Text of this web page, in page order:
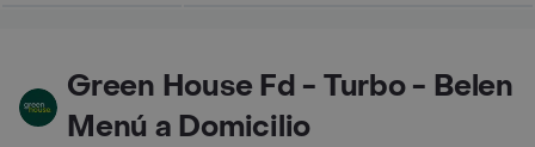
Green House Fd - Turbo - Belen
Menú a Domicilio